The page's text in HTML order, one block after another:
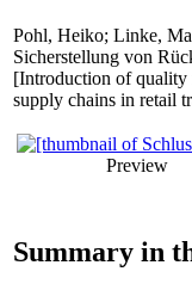
Pohl, Heiko; Linke,
Sicherstellung von
[Introduction of quality
supply chains in retail
Preview
Summary in